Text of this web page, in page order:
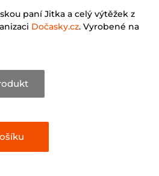
paní Jitka a celý výtěžek z
Dočasky.cz. Vyrobené na